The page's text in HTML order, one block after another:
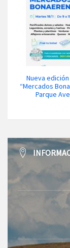
Nueva
“Mercados
Parque